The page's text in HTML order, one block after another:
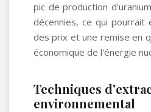
pic de production
décennies, ce qui pourrait
des prix et une remise en
économique de l'énergie
Techniques
environnemental